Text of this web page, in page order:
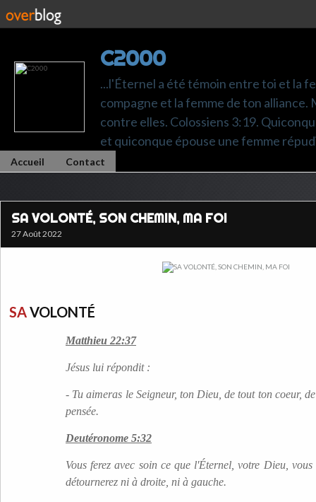
C2000
...l'Éternel a été témoin entre toi et la
compagne et la femme de ton alliance.
contre elles. Colossiens 3:19.
et quiconque épouse une femme
Accueil Contact
SA VOLONTÉ, SON CHEMIN, MA FOI
27 Août 2022
SAVOLONTÉ
Matthieu 22:37
Jésus lui répondit :
- Tu aimeras le Seigneur, ton Dieu, de tout ton coeur,
pensée.
Deutéronome 5:32
Vous ferez avec soin ce que l'Éternel, votre Dieu,
détournerez ni à droite, ni à gauche.